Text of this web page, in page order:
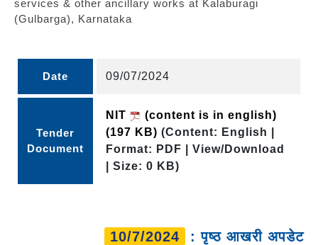
services & other ancillary works at Kalaburagi
(Gulbarga), Karnataka
Date 09/07/2024
Tender
Document
NIT
(content is in english)
(197 KB) (Content: English |
Format: PDF | View/Download
| Size: 0 KB)
10/7/2024 : पृष्ठ आखरी अपडेट